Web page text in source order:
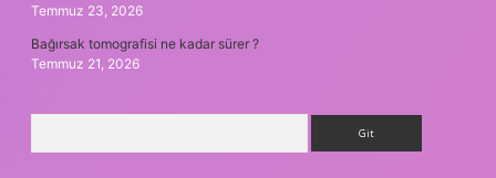
Temmuz 23, 2026
Bağırsak tomografisi ne kadar sürer ?
Temmuz 21, 2026